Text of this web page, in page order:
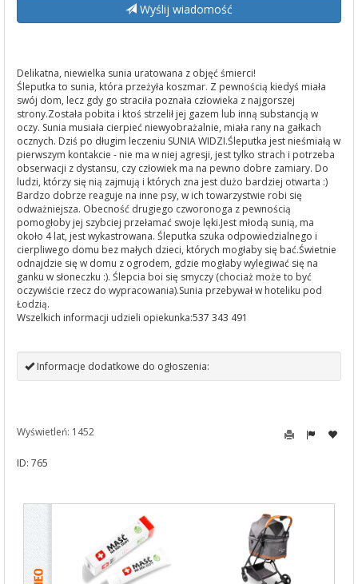
Wyślij wiadomość
Delikatna, niewielka sunia uratowana z objęć śmierci!
Śleputka to sunia, która przeżyła koszmar. Z pewnością kiedyś miała
swój dom, lecz gdy go straciła poznała człowieka z najgorszej
strony.Została pobita i ktoś strzelił jej gazem lub inną substancją w
oczy. Sunia musiała cierpieć niewyobrażalnie, miała rany na gałkach
ocznych. Dziś po długim leczeniu SUNIA WIDZI.Śleputka jest nieśmiałą w
pierwszym kontakcie - nie ma w niej agresji, jest tylko strach i potrzeba
obserwacji z dystansu, czy człowiek ma na pewno dobre zamiary. Do
ludzi, którzy się nią zajmują i których zna jest dużo bardziej otwarta :)
Bardzo dobrze reaguje na inne psy, w ich towarzystwie robi się
odważniejsza. Obecność drugiego czworonoga z pewnością
pomogłoby jej szybciej przełamać swoje lęki.Jest młodą sunią, ma
około 4 lat, jest wykastrowana. Śleputka szuka odpowiedzialnego i
cierpliwego domu bez małych dzieci, których mogłaby się bać.Świetnie
odnajdzie się w domu z ogrodem, gdzie mogłaby wylegiwać się na
ganku w słoneczku :). Ślepcia boi się smyczy (chociaż może to być
oczywiście rzecz do wypracowania).Sunia przebywał w hoteliku pod
Łodzią.
Wszelkich informacji udzieli opiekunka:537 343 491
Informacje dodatkowe do ogłoszenia:
Wyświetleń: 1452
ID: 765